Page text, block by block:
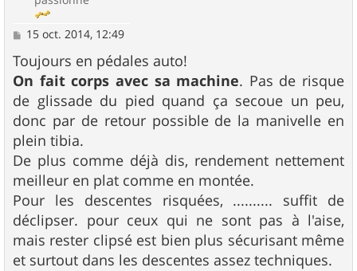
M
s
s
a
g
e
15 oct. 2014, 12:49
Toujours en pédales auto!
On fait corps avec sa machine. Pas de risque
de glissade du pied quand ça secoue un peu,
donc par de retour possible de la manivelle en
plein tibia.
De plus comme déjà dis, rendement nettement
meilleur en plat comme en montée.
Pour les descentes risquées, .......... suffit de
déclipser. pour ceux qui ne sont pas à l'aise,
mais rester clipsé est bien plus sécurisant même
et surtout dans les descentes assez techniques.